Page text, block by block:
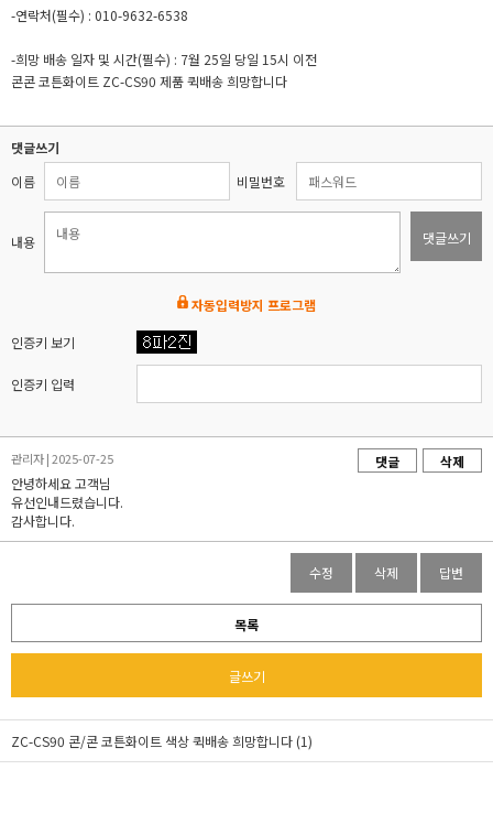
-연락처(필수) : 010-9632-6538
-희망 배송 일자 및 시간(필수) : 7월 25일 당일 15시 이전
콘콘 코튼화이트 ZC-CS90 제품 퀵배송 희망합니다
댓글쓰기
이름
비밀번호
내용 댓글쓰기
자동입력방지 프로그램
인증키 보기
인증키 입력
관리자 | 2025-07-25 삭제
댓글
안녕하세요 고객님
유선인내드렸습니다.
감사합니다.
수정 삭제 답변
목록
글쓰기
ZC-CS90 콘/콘 코튼화이트 색상 퀵배송 희망합니다 (1)